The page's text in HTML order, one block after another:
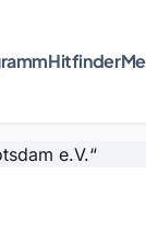
Hitfinder